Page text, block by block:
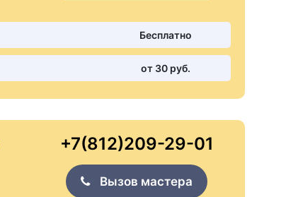
Бесплатно
от 30 pуб.
+7(812)209-29-01
Вызов мастера